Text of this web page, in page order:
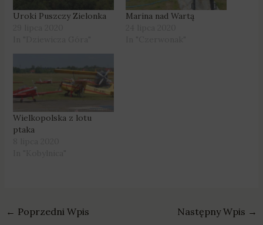
Uroki Puszczy Zielonka
Marina nad Wartą
Wielkopolska z lotu
ptaka
← Poprzedni Wpis Następny Wpis →